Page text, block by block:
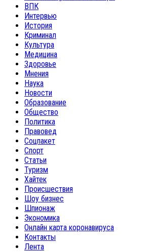
ВПК
Интервью
История
Криминал
Культура
Медицина
Здоровье
Мнения
Наука
Новости
Образование
Общество
Политика
Правовед
Соцпакет
Спорт
Статьи
Туризм
Хайтек
Происшествия
Шоу бизнес
Шпионаж
Экономика
Онлайн карта коронавируса
Контакты
Лента